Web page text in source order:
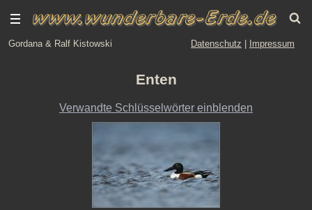
Gordana & Ralf Kistowski Datenschutz Impressum
Enten
Verwandte Schlüsselwörter einblenden